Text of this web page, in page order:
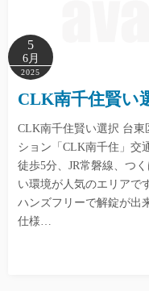
5
6月
2025
CLK南千住賢い
CLK南千住賢い選択 台
ション「CLK南千住」交
徒歩5分、JR常磐線、つ
い環境が人気のエリアで
ハンズフリーで解錠が出
仕様…